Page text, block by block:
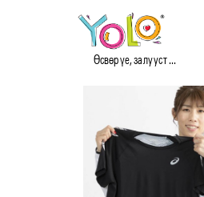
Өсвөр үе, залууст ...